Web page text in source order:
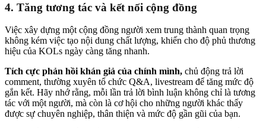
4. Tăng tương tác và kết nối cộng đồng
Việc xây dựng một cộng đồng người xem trung thành quan trọng
không kém việc tạo nội dung chất lượng, khiến cho độ phủ thương
hiệu của KOLs ngày càng tăng nhanh.
Tích cực phản hồi khán giả của chính mình, chủ động trả lời
comment, thường xuyên tổ chức Q&A, livestream để tăng mức độ
gắn kết. Hãy nhớ rằng, mỗi lần trả lời bình luận không chỉ là tương
tác với một người, mà còn là cơ hội cho những người khác thấy
được sự chuyên nghiệp, thân thiện và mức độ gần gũi của bạn.